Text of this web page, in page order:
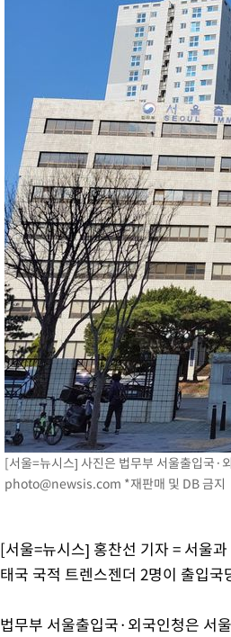
[서울=뉴시스] 사진은 법무부 서울출입국
photo@newsis.com *재판매 및 DB 금지
[서울=뉴시스] 홍찬선 기자 = 서울
태국 국적 트렌스젠더 2명이 출입
법무부 서울출입국·외국인청은 서